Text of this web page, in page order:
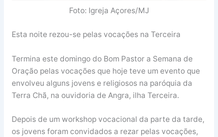
Foto: Igreja Açores/MJ
Esta noite rezou-se pelas vocações na Terceira
Termina este domingo do Bom Pastor a Semana de
Oração pelas vocações que hoje teve um evento que
envolveu alguns jovens e religiosos na paróquia da
Terra Chã, na ouvidoria de Angra, ilha Terceira.
Depois de um workshop vocacional da parte da tarde,
os jovens foram convidados a rezar pelas vocações,